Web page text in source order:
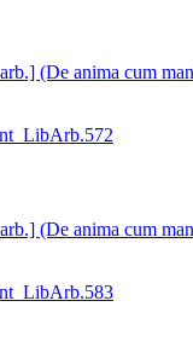
(De anima cum
(De anima cum